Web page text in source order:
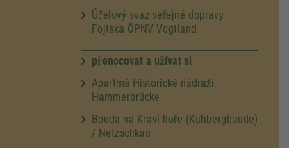
Účelový svaz veřejné dopravy
Fojtska ÖPNV Vogtland
přenocovat a užívat si
Apartmá Historické nádraží
Hammerbrücke
Bouda na Kraví hoře (Kuhbergbaude)
/ Netzschkau